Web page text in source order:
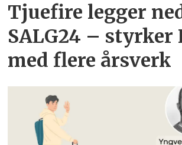
Tjuefire legger
SALG24 – styrker
med flere årsverk